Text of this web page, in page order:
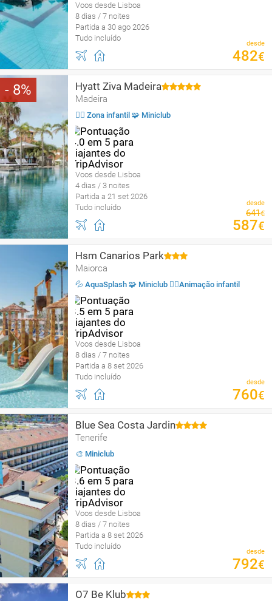
Voos desde Lisboa
8 dias / 7 noites
Partida a 30 ago 2026
Tudo incluído
desde
482€
8 Hyatt Ziva Madeira
Madeira
🤹‍♂️ Zona infantil 🧩 Miniclub
Voos desde Lisboa
4 dias / 3 noites
Partida a 21 set 2026
Tudo incluído
desde
641€
587€
Hsm Canarios Park
Maiorca
💦 AquaSplash 🧩 Miniclub 🤹‍♂️Animação infantil
Voos desde Lisboa
8 dias / 7 noites
Partida a 8 set 2026
Tudo incluído
desde
760€
Blue Sea Costa Jardin
Tenerife
🎨 Miniclub
Voos desde Lisboa
8 dias / 7 noites
Partida a 8 set 2026
Tudo incluído
desde
792€
O7 Be Klub